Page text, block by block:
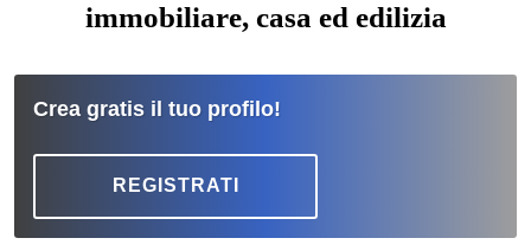
immobiliare, casa ed edilizia
Crea gratis il tuo profilo!
REGISTRATI